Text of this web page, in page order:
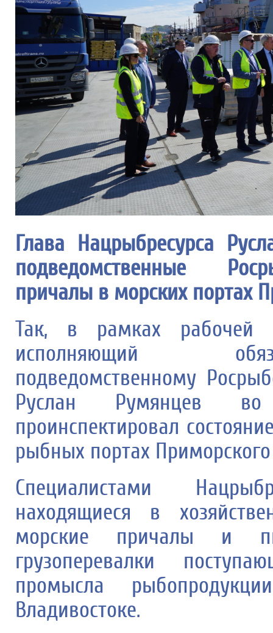
Глава Нацрыбресурса
подведомственные
причалы в морских портах
Так, в рамках рабочей
исполняющий
подведомственному
Руслан Румянцев
проинспектировал
рыбных портах
Специалистами
находящиеся в
морские причалы и
грузоперевалки
промысла
Владивостоке.